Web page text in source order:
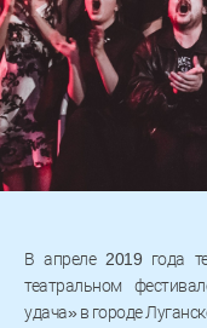
В апреле 2019 года
театральном
удача» в городе